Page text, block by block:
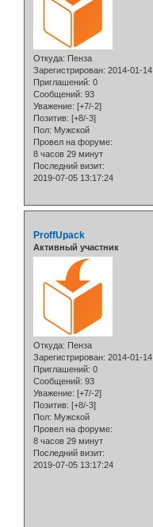
Откуда: Пенза
Зарегистрирован: 2014-01-14
Приглашений: 0
Сообщений: 93
Уважение: [+7/-2]
Позитив: [+8/-3]
Пол: Мужской
Провел на форуме:
8 часов 29 минут
Последний визит:
2019-07-05 13:17:24
ProffUpack
Активный участник
Откуда: Пенза
Зарегистрирован: 2014-01-14
Приглашений: 0
Сообщений: 93
Уважение: [+7/-2]
Позитив: [+8/-3]
Пол: Мужской
Провел на форуме:
8 часов 29 минут
Последний визит:
2019-07-05 13:17:24